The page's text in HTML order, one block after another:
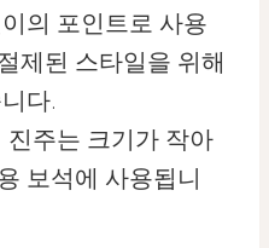
의 포인트로 사용
제된 스타일을 위해
다.
진주는 크기가 작아
보석에 사용됩니